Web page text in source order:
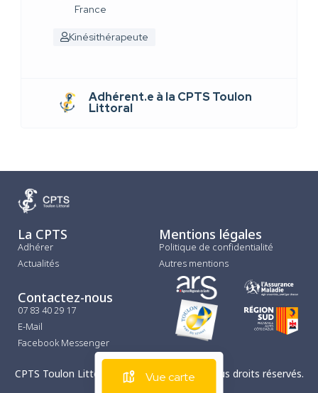
France
Kinésithérapeute
Adhérent.e à la CPTS Toulon
Littoral
Vue carte
La CPTS
Adhérer
Actualités
Mentions légales
Politique de confidentialité
Autres mentions
Contactez-nous
07 83 40 29 17
E-Mail
Facebook Messenger
CPTS Toulon Littoral © Copyright 2025 – Tous droits réservés.